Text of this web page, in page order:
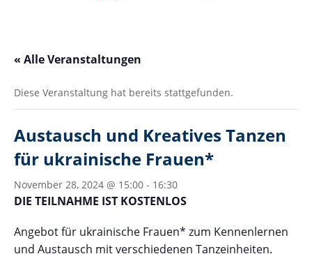
« Alle Veranstaltungen
Diese Veranstaltung hat bereits stattgefunden.
Austausch und Kreatives Tanzen
für ukrainische Frauen*
November 28, 2024 @ 15:00 - 16:30
DIE TEILNAHME IST KOSTENLOS
Angebot für ukrainische Frauen* zum Kennenlernen
und Austausch mit verschiedenen Tanzeinheiten.